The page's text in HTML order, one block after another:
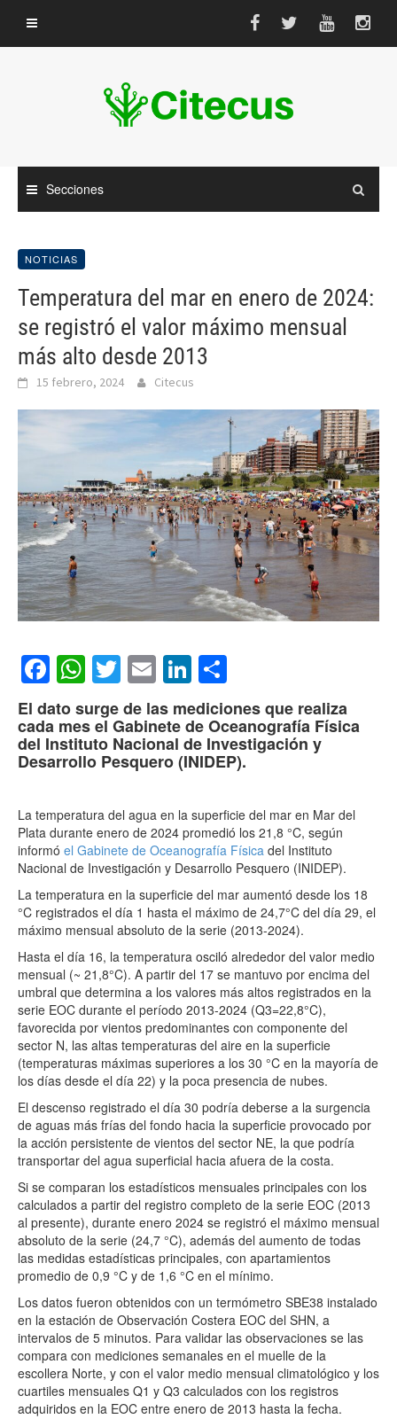
contenido
Secciones
NOTICIAS
Temperatura del mar en enero de 2024:
se registró el valor máximo mensual
más alto desde 2013
15 febrero, 2024 Citecus
Facebook
WhatsApp
Twitter
EmailLinkedIn
El dato surge de las mediciones que realiza
cada mes el Gabinete de Oceanografía Física
del Instituto Nacional de Investigación y
Desarrollo Pesquero (INIDEP).
La temperatura del agua en la superficie del mar en Mar del
Plata durante enero de 2024 promedió los 21,8 °C, según
informó el Gabinete de Oceanografía Física del Instituto
Nacional de Investigación y Desarrollo Pesquero (INIDEP).
La temperatura en la superficie del mar aumentó desde los 18
°C registrados el día 1 hasta el máximo de 24,7°C del día 29, el
máximo mensual absoluto de la serie (2013-2024).
Hasta el día 16, la temperatura osciló alrededor del valor medio
mensual (~ 21,8°C). A partir del 17 se mantuvo por encima del
umbral que determina a los valores más altos registrados en la
serie EOC durante el período 2013-2024 (Q3=22,8°C),
favorecida por vientos predominantes con componente del
sector N, las altas temperaturas del aire en la superficie
(temperaturas máximas superiores a los 30 °C en la mayoría de
los días desde el día 22) y la poca presencia de nubes.
El descenso registrado el día 30 podría deberse a la surgencia
de aguas más frías del fondo hacia la superficie provocado por
la acción persistente de vientos del sector NE, la que podría
transportar del agua superficial hacia afuera de la costa.
Si se comparan los estadísticos mensuales principales con los
calculados a partir del registro completo de la serie EOC (2013
al presente), durante enero 2024 se registró el máximo mensual
absoluto de la serie (24,7 °C), además del aumento de todas
las medidas estadísticas principales, con apartamientos
promedio de 0,9 °C y de 1,6 °C en el mínimo.
Los datos fueron obtenidos con un termómetro SBE38 instalado
en la estación de Observación Costera EOC del SHN, a
intervalos de 5 minutos. Para validar las observaciones se las
compara con mediciones semanales en el muelle de la
escollera Norte, y con el valor medio mensual climatológico y los
cuartiles mensuales Q1 y Q3 calculados con los registros
adquiridos en la EOC entre enero de 2013 hasta la fecha.